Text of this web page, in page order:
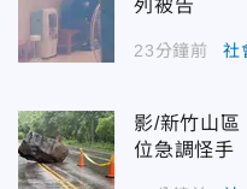
列被告
23分鐘前 社
影/新竹山
位急調怪手